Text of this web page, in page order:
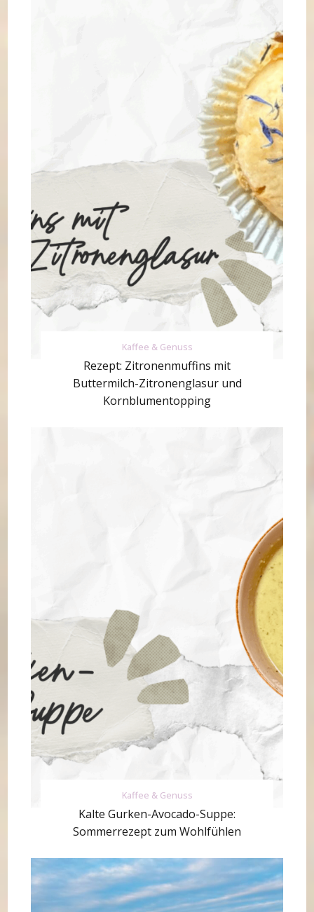
Kaffee & Genuss
Rezept: Zitronenmuffins mit
Buttermilch-Zitronenglasur und
Kornblumentopping
Kaffee & Genuss
Kalte Gurken-Avocado-Suppe:
Sommerrezept zum Wohlfühlen